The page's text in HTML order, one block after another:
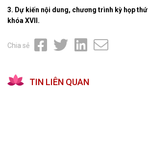
3. Dự kiến nội dung, chương trình kỳ họp
khóa XVII.
Chia sẻ
TIN LIÊN QUAN